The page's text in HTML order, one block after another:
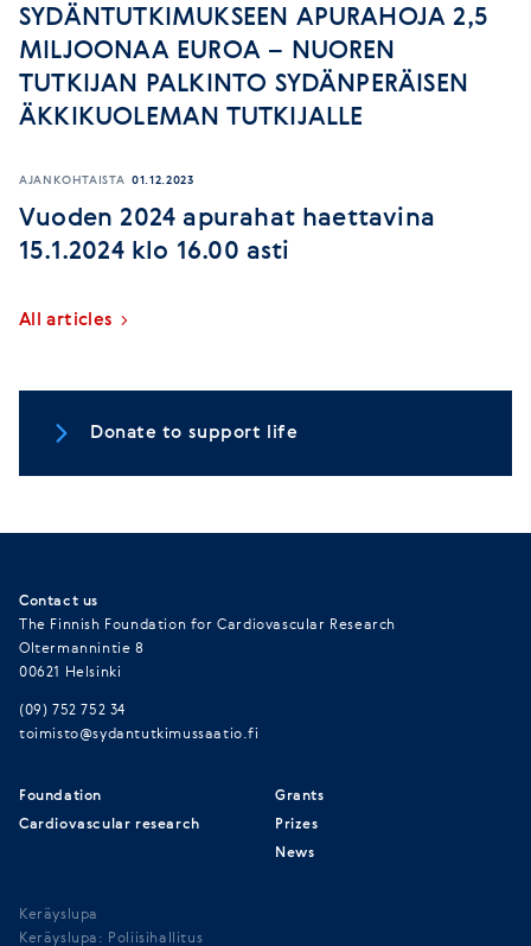
SYDÄNTUTKIMUKSEEN APURAHOJA 2,5
MILJOONAA EUROA – NUOREN
TUTKIJAN PALKINTO SYDÄNPERÄISEN
ÄKKIKUOLEMAN TUTKIJALLE
AJANKOHTAISTA 01.12.2023
Vuoden 2024 apurahat haettavina
15.1.2024 klo 16.00 asti
All articles
Donate to support life
Contact us
The Finnish Foundation for Cardiovascular Research
Oltermannintie 8
00621 Helsinki
(09) 752 752 34
toimisto@sydantutkimussaatio.fi
Foundation
Cardiovascular research
Grants
Prizes
News
Keräyslupa
Keräyslupa: Poliisihallitus